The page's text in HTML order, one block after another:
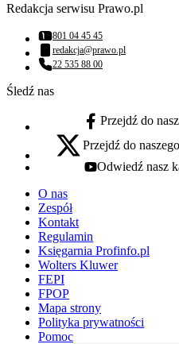
Redakcja serwisu Prawo.pl
Numer telefonu:
801 04 45 45
Adres email:
redakcja@prawo.pl
Numer telefonu:
22 535 88 00
Śledź nas
facebook - otwiera się w
Przejdź do
x - otwiera się w nowej karcie
Przejdź do
youtube - otwiera się w
Odwiedź nasz
O nas
Zespół
Kontakt
Regulamin
Księgarnia Profinfo.pl
Wolters Kluwer
FEPI
FPOP
Mapa strony
Polityka prywatności
Pomoc